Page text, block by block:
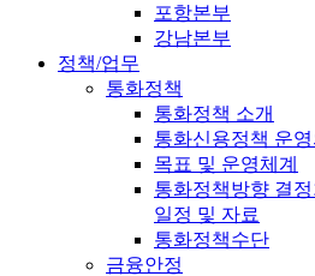
포항본부
강남본부
정책/업무
통화정책
통화정책 소개
통화신용정책 운
목표 및 운영체계
통화정책방향 결정
일정 및 자료
통화정책수단
금융안정